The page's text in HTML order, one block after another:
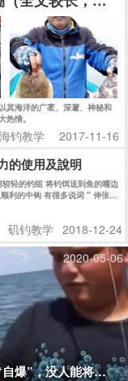
其海洋的广袤、深邃、神秘和
热情。
海钓教学 2017-11-16
的使用及說明
轻的钓组 将钓饵送到鱼的嘴边
利的中钩 有很多说词 " 伸张拉
知道鱼在吃食的信息 而采取相
矶钓教学 2018-12-24
2020-05-06
爆”，没人能将它活